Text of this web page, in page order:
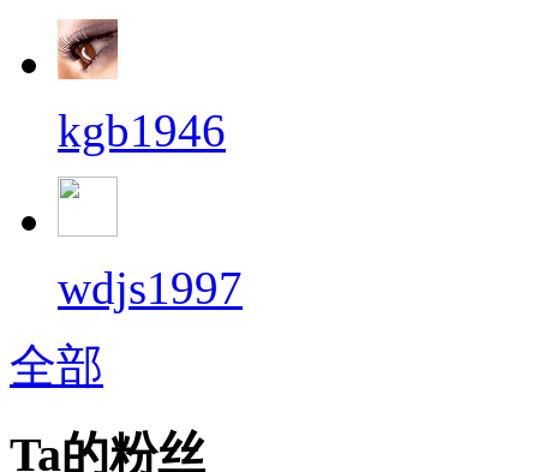
kgb1946
wdjs1997
全部
Ta的粉丝